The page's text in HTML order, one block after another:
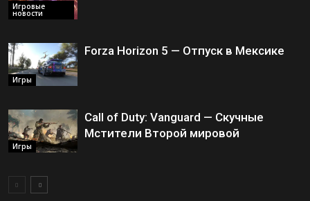
Игровые
новости
Игры
Forza Horizon 5 — Отпуск в Мексике
Игры
Call of Duty: Vanguard — Скучные
Мстители Второй мировой